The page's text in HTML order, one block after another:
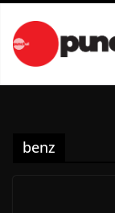
conținut
benz